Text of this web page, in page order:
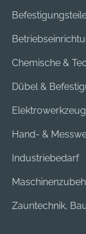
Chemische &
Dübel &
Hand- &
Industriebedarf
Zauntechnik,